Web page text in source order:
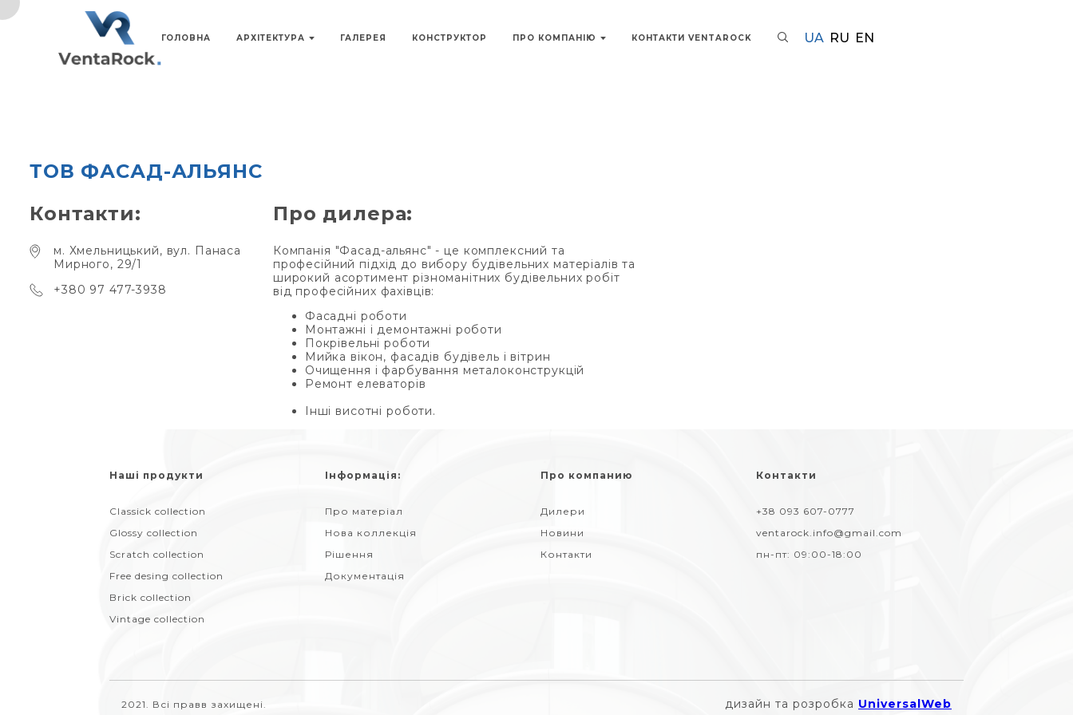
ГОЛОВНА АРХІТЕКТУРА ГАЛЕРЕЯ КОНСТРУКТОР ПРО КОМПАНІЮ КОНТАКТИ VENTAROCK UA RU EN
ТОВ ФАСАД-АЛЬЯНС
Контакти:
м. Хмельницький, вул. Панаса
Мирного, 29/1
+380 97 477-3938
Про дилера:
Компанія "Фасад-альянс" - це комплексний та
професійний підхід до вибору будівельних матеріалів та
широкий асортимент різноманітних будівельних робіт
від професійних фахівців:
Фасадні роботи
Монтажні і демонтажні роботи
Покрівельні роботи
Мийка вікон, фасадів будівель і вітрин
Очищення і фарбування металоконструкцій
Ремонт елеваторів
Інші висотні роботи.
Наші продукти
Classick collection
Glossy collection
Scratch collection
Free desing collection
Brick collection
Vintage collection
Інформація:
Про матеріал
Нова коллекція
Рішення
Документація
Про компанию
Дилери
Новини
Контакти
Контакти
+38 093 607-0777
ventarock.info@gmail.com
пн-пт: 09:00-18:00
2021. Всі правв захищені. дизайн та розробка UniversalWeb